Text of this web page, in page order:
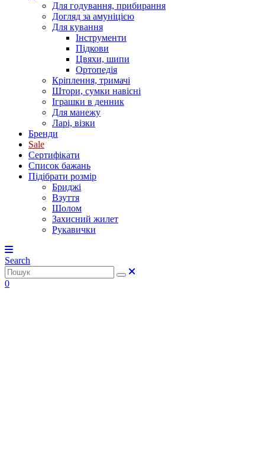
Для годування, прибирання
Догляд за амуніцією
Для кування
Інструменти
Підкови
Цвяхи, шипи
Ортопедія
Кріплення, тримачі
Штори, сумки навісні
Іграшки в денник
Для манежу
Ларі, візки
Бренди
Sale
Сертифікати
Список бажань
Підібрати розмір
Бриджі
Взуття
Шолом
Захисний жилет
Рукавички
Search
0